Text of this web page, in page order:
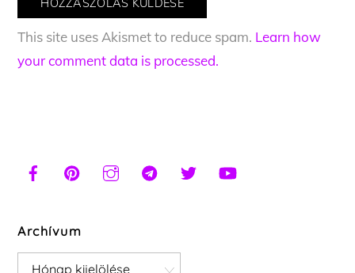
This site uses Akismet to reduce spam. Learn how
your comment data is processed.
Archívum
Archívum